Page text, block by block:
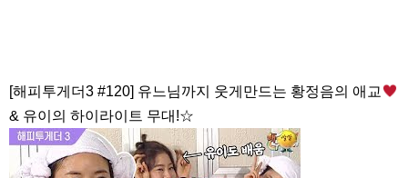
[해피투게더3 #120] 유느님까지 웃게만드는 황정음의 애교
& 유이의 하이라이트 무대!☆